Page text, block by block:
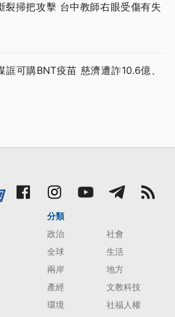
裂掃把攻擊 台中教師右眼受傷有失
誆可購BNT疫苗 慈濟遭詐10.6億、
分類
政治
社會
全球
生活
兩岸
地方
產經
文教科技
環境
社福人權